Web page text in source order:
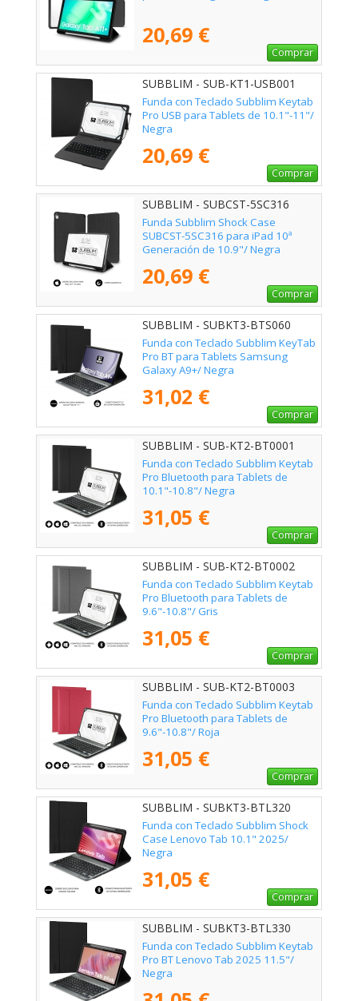
20,69 €
Comprar
SUBBLIM - SUB-KT1-USB001
Funda con Teclado Subblim Keytab
Pro USB para Tablets de 10.1"-11"/
Negra
20,69 €
Comprar
SUBBLIM - SUBCST-5SC316
Funda Subblim Shock Case
SUBCST-5SC316 para iPad 10ª
Generación de 10.9"/ Negra
20,69 €
Comprar
SUBBLIM - SUBKT3-BTS060
Funda con Teclado Subblim KeyTab
Pro BT para Tablets Samsung
Galaxy A9+/ Negra
31,02 €
Comprar
SUBBLIM - SUB-KT2-BT0001
Funda con Teclado Subblim Keytab
Pro Bluetooth para Tablets de
10.1"-10.8"/ Negra
31,05 €
Comprar
SUBBLIM - SUB-KT2-BT0002
Funda con Teclado Subblim Keytab
Pro Bluetooth para Tablets de
9.6"-10.8"/ Gris
31,05 €
Comprar
SUBBLIM - SUB-KT2-BT0003
Funda con Teclado Subblim Keytab
Pro Bluetooth para Tablets de
9.6"-10.8"/ Roja
31,05 €
Comprar
SUBBLIM - SUBKT3-BTL320
Funda con Teclado Subblim Shock
Case Lenovo Tab 10.1" 2025/
Negra
31,05 €
Comprar
SUBBLIM - SUBKT3-BTL330
Funda con Teclado Subblim Keytab
Pro BT Lenovo Tab 2025 11.5"/
Negra